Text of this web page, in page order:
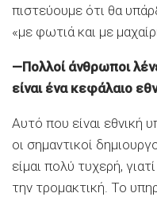
πιστεύουμε ότι θα
«με φωτιά και με
—Πολλοί άνθρωποι
είναι ένα κεφάλαιο
Αυτό που είναι εθνική
οι σημαντικοί
είμαι πολύ τυχερή,
την τρομακτική. Το